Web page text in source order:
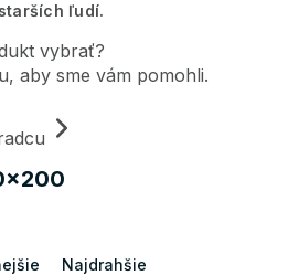
ľudí.
vybrať?
aby sme vám pomohli.
Najdrahšie